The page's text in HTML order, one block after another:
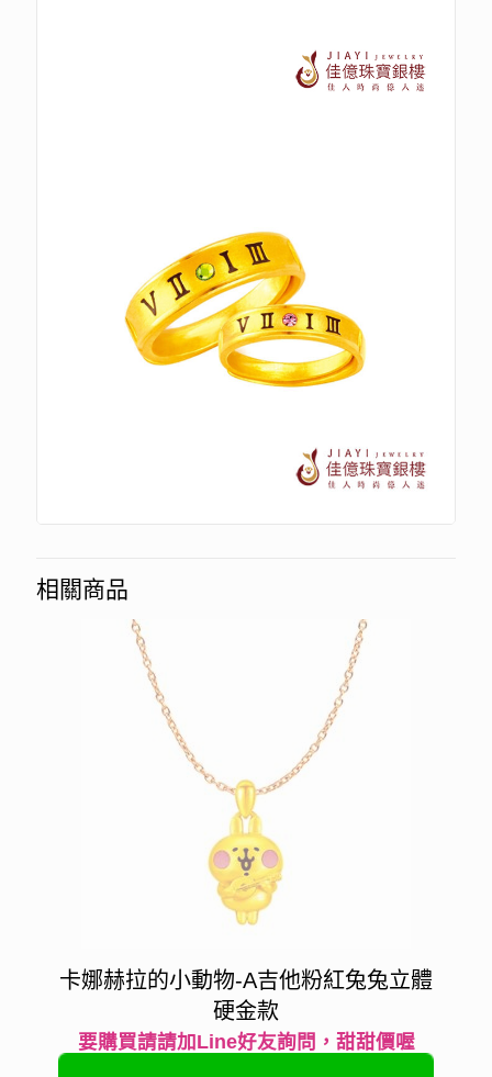
相關商品
卡娜赫拉的小動物-A吉他粉紅兔兔立體
硬金款
要購買請請加Line好友詢問，甜甜價喔